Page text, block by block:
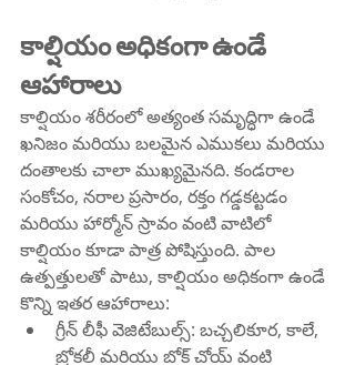
కాల్షియం అధికంగా ఉండే
ఆహారాలు
కాల్షియం శరీరంలో అత్యంత సమృద్ధిగా ఉండే
ఖనిజం మరియు బలమైన ఎముకలు మరియు
దంతాలకు చాలా ముఖ్యమైనది. కండరాల
సంకోచం, నరాల ప్రసారం, రక్తం గడ్డకట్టడం
మరియు హార్మోన్ స్రావం వంటి వాటిలో
కాల్షియం కూడా పాత్ర పోషిస్తుంది. పాల
ఉత్పత్తులతో పాటు, కాల్షియం అధికంగా ఉండే
కొన్ని ఇతర ఆహారాలు:
గ్రీన్ లీఫీ వెజిటేబుల్స్: బచ్చలికూర, కాలే,
బ్రోకలీ మరియు బోక్ చోయ్ వంటి